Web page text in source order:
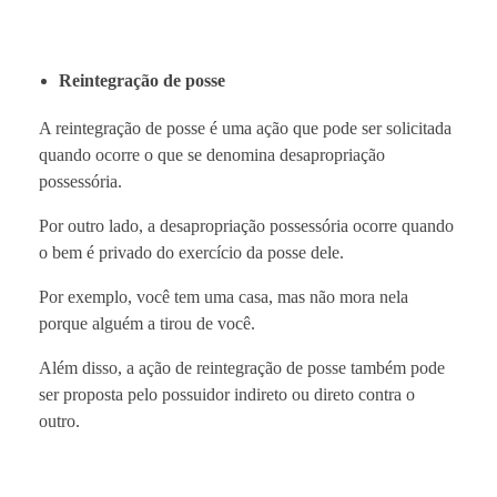
Reintegração de posse
A reintegração de posse é uma ação que pode ser solicitada
quando ocorre o que se denomina desapropriação
possessória.
Por outro lado, a desapropriação possessória ocorre quando
o bem é privado do exercício da posse dele.
Por exemplo, você tem uma casa, mas não mora nela
porque alguém a tirou de você.
Além disso, a ação de reintegração de posse também pode
ser proposta pelo possuidor indireto ou direto contra o
outro.